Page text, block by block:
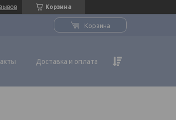
Корзина
Корзина
Доставка и оплата